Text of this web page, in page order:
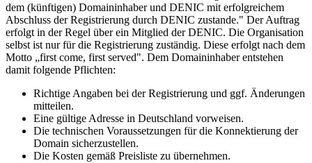
dem (künftigen) Domaininhaber und DENIC mit erfolgreichem
Abschluss der Registrierung durch DENIC zustande." Der Auftrag
erfolgt in der Regel über ein Mitglied der DENIC. Die Organisation
selbst ist nur für die Registrierung zuständig. Diese erfolgt nach dem
Motto „first come, first served". Dem Domaininhaber entstehen
damit folgende Pflichten:
Richtige Angaben bei der Registrierung und ggf. Änderungen
mitteilen.
Eine gültige Adresse in Deutschland vorweisen.
Die technischen Voraussetzungen für die Konnektierung der
Domain sicherzustellen.
Die Kosten gemäß Preisliste zu übernehmen.